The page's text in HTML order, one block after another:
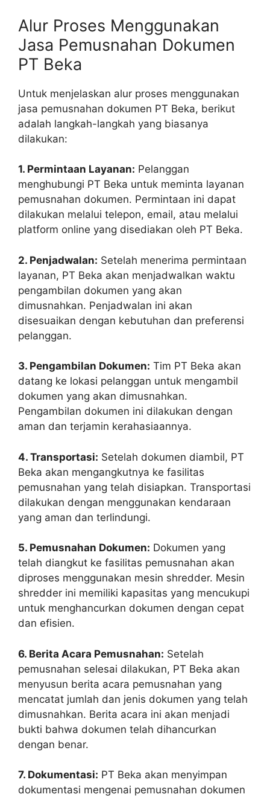
Alur Proses Menggunakan
Jasa Pemusnahan Dokumen
PT Beka
Untuk menjelaskan alur proses menggunakan
jasa pemusnahan dokumen PT Beka, berikut
adalah langkah-langkah yang biasanya
dilakukan:
1. Permintaan Layanan: Pelanggan
menghubungi PT Beka untuk meminta layanan
pemusnahan dokumen. Permintaan ini dapat
dilakukan melalui telepon, email, atau melalui
platform online yang disediakan oleh PT Beka.
2. Penjadwalan: Setelah menerima permintaan
layanan, PT Beka akan menjadwalkan waktu
pengambilan dokumen yang akan
dimusnahkan. Penjadwalan ini akan
disesuaikan dengan kebutuhan dan preferensi
pelanggan.
3. Pengambilan Dokumen: Tim PT Beka akan
datang ke lokasi pelanggan untuk mengambil
dokumen yang akan dimusnahkan.
Pengambilan dokumen ini dilakukan dengan
aman dan terjamin kerahasiaannya.
4. Transportasi: Setelah dokumen diambil, PT
Beka akan mengangkutnya ke fasilitas
pemusnahan yang telah disiapkan. Transportasi
dilakukan dengan menggunakan kendaraan
yang aman dan terlindungi.
5. Pemusnahan Dokumen: Dokumen yang
telah diangkut ke fasilitas pemusnahan akan
diproses menggunakan mesin shredder. Mesin
shredder ini memiliki kapasitas yang mencukupi
untuk menghancurkan dokumen dengan cepat
dan efisien.
6. Berita Acara Pemusnahan: Setelah
pemusnahan selesai dilakukan, PT Beka akan
menyusun berita acara pemusnahan yang
mencatat jumlah dan jenis dokumen yang telah
dimusnahkan. Berita acara ini akan menjadi
bukti bahwa dokumen telah dihancurkan
dengan benar.
7. Dokumentasi: PT Beka akan menyimpan
dokumentasi mengenai pemusnahan dokumen